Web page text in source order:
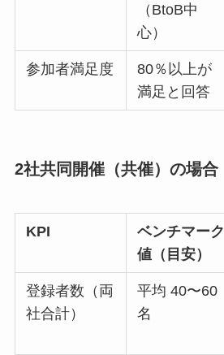
（BtoB中
心）
参加者満足度
80％以上が
満足と回答
2社共同開催（共催）の場合
KPI
ベンチマーク
値（目安）
登録者数（両
社合計）
平均 40〜60
名